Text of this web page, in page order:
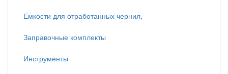
Емкости для отработанных чернил,
Заправочные комплекты
Инструменты